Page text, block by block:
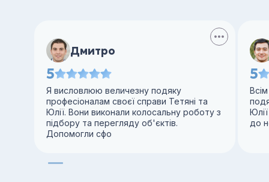
Дмитро
5
Я висловлюю величезну подяку
професіоналам своєї справи Тетяні та
Юлії. Вони виконали колосальну роботу з
підбору та перегляду об'єктів.
Допомогли сфо
5
до